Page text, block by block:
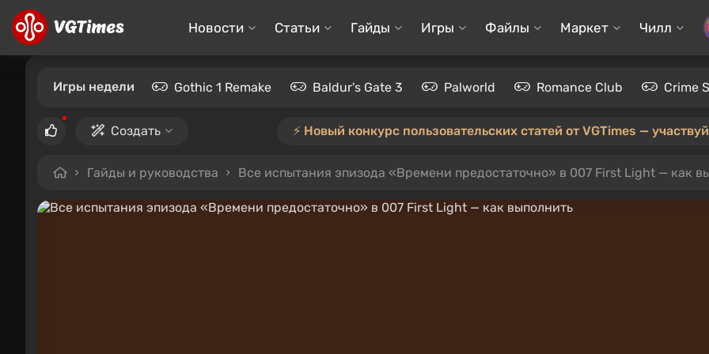
Новости Статьи Гайды Игры Файлы Маркет Чилл
Игры недели Gothic 1 Remake Baldur's Gate 3 Palworld Romance Club Crime
Создать ⚡️ Новый конкурс пользовательских статей от VGTimes —
Гайды и руководства Все испытания эпизода «Времени предостаточно» в 007 First Light — как